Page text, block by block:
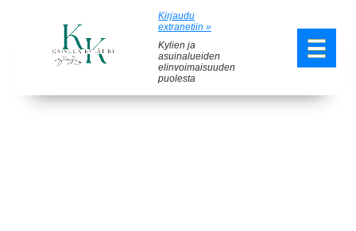
Kirjaudu
extranetiin »
Kylien ja
asuinalueiden
elinvoimaisuuden
puolesta